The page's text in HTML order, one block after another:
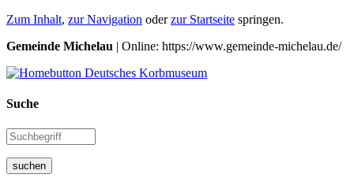
Zum Inhalt, zur Navigation oderzur Startseite springen.
Gemeinde Michelau | Online: https://www.gemeinde-michelau.de/
Suche
suchen